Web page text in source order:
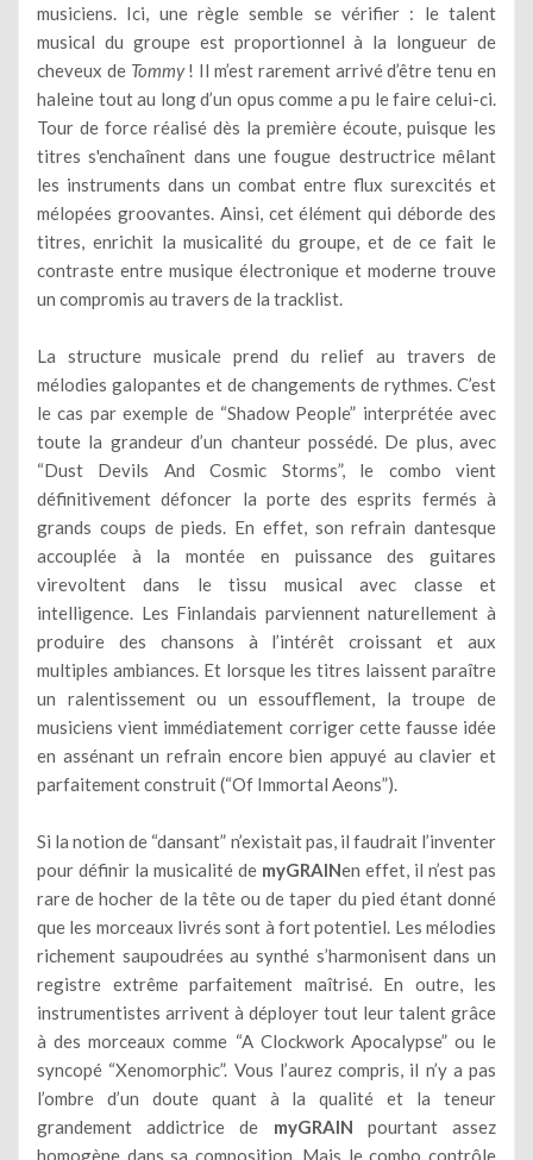
musiciens. Ici, une règle semble se vérifier : le talent
musical du groupe est proportionnel à la longueur de
cheveux de Tommy! Il m’est rarement arrivé d’être tenu en
haleine tout au long d’un opus comme a pu le faire celui-ci.
Tour de force réalisé dès la première écoute, puisque les
titres s'enchaînent dans une fougue destructrice mêlant
les instruments dans un combat entre flux surexcités et
mélopées groovantes. Ainsi, cet élément qui déborde des
titres, enrichit la musicalité du groupe, et de ce fait le
contraste entre musique électronique et moderne trouve
un compromis au travers de la tracklist.
La structure musicale prend du relief au travers de
mélodies galopantes et de changements de rythmes. C’est
le cas par exemple de “Shadow People” interprétée avec
toute la grandeur d’un chanteur possédé. De plus, avec
“Dust Devils And Cosmic Storms”, le combo vient
définitivement défoncer la porte des esprits fermés à
grands coups de pieds. En effet, son refrain dantesque
accouplée à la montée en puissance des guitares
virevoltent dans le tissu musical avec classe et
intelligence. Les Finlandais parviennent naturellement à
produire des chansons à l’intérêt croissant et aux
multiples ambiances. Et lorsque les titres laissent paraître
un ralentissement ou un essoufflement, la troupe de
musiciens vient immédiatement corriger cette fausse idée
en assénant un refrain encore bien appuyé au clavier et
parfaitement construit (“Of Immortal Aeons”).
Si la notion de “dansant” n’existait pas, il faudrait l’inventer
pour définir la musicalité de myGRAINen effet, il n’est pas
rare de hocher de la tête ou de taper du pied étant donné
que les morceaux livrés sont à fort potentiel. Les mélodies
richement saupoudrées au synthé s’harmonisent dans un
registre extrême parfaitement maîtrisé. En outre, les
instrumentistes arrivent à déployer tout leur talent grâce
à des morceaux comme “A Clockwork Apocalypse” ou le
syncopé “Xenomorphic”. Vous l’aurez compris, il n’y a pas
l’ombre d’un doute quant à la qualité et la teneur
grandement addictrice de myGRAIN pourtant assez
homogène dans sa composition. Mais le combo contrôle